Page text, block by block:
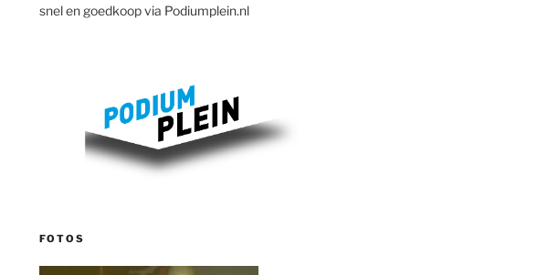
snel en goedkoop via Podiumplein.nl
FOTOS